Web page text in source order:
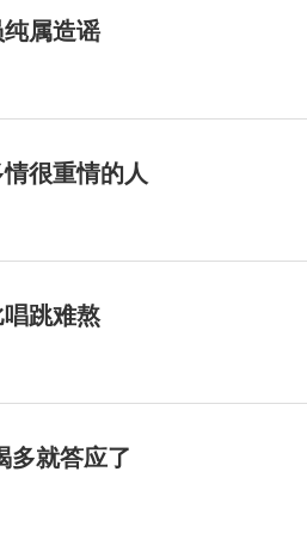
属造谣
很重情的人
跳难熬
多就答应了